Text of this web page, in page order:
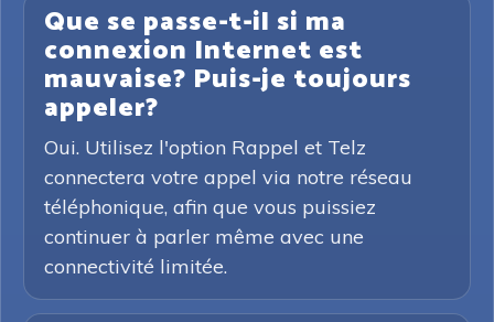
Que se passe-t-il si ma
connexion Internet est
mauvaise? Puis-je toujours
appeler?
Oui. Utilisez l'option Rappel et Telz
connectera votre appel via notre réseau
téléphonique, afin que vous puissiez
continuer à parler même avec une
connectivité limitée.